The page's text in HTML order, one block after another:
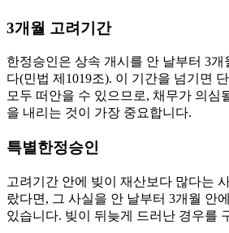
3개월 고려기간
한정승인은 상속 개시를 안 날부터 3개
다(민법 제1019조). 이 기간을 넘기면
모두 떠안을 수 있으므로, 채무가 의심
을 내리는 것이 가장 중요합니다.
특별한정승인
고려기간 안에 빚이 재산보다 많다는
랐다면, 그 사실을 안 날부터 3개월 안
있습니다. 빚이 뒤늦게 드러난 경우를